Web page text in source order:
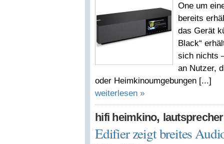
One um
bereits
das Gerät
Black“
sich nichts
an Nutzer,
oder Heimkinoumgebungen [...]
weiterlesen »
hifi heimkino, lautsprecher
Edifier zeigt breites